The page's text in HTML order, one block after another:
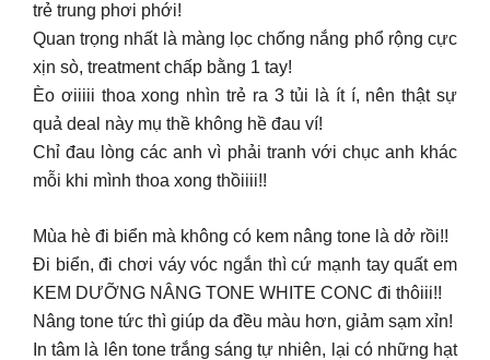
trẻ trung phơi phới!
Quan trọng nhất là màng lọc chống nắng phổ rộng cực
xịn sò, treatment chấp bằng 1 tay!
Èo ơiiiii thoa xong nhìn trẻ ra 3 tủi là ít í, nên thật sự
quả deal này mụ thề không hề đau ví!
Chỉ đau lòng các anh vì phải tranh với chục anh khác
mỗi khi mình thoa xong thồiiii!!
Mùa hè đi biển mà không có kem nâng tone là dở rồi!!
Đi biển, đi chơi váy vóc ngắn thì cứ mạnh tay quất em
KEM DƯỠNG NÂNG TONE WHITE CONC đi thôiii!!
Nâng tone tức thì giúp da đều màu hơn, giảm sạm xỉn!
In tâm là lên tone trắng sáng tự nhiên, lại có những hạt